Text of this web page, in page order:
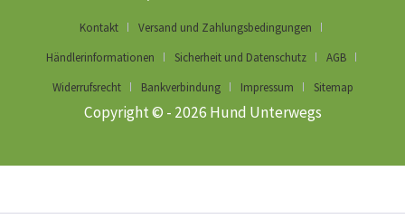
Kontakt
Versand und Zahlungsbedingungen
Händlerinformationen
Sicherheit und Datenschutz
AGB
Widerrufsrecht
Bankverbindung Impressum Sitemap
Copyright © - 2026 Hund Unterwegs